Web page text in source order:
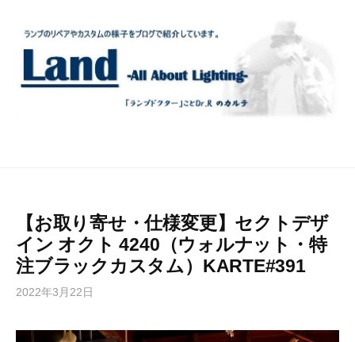
【お取り寄せ・仕様変更】セクトデザ
イン オクト 4240（ウォルナット・特
注ブラックカスタム）KARTE#391
2022年3月22日